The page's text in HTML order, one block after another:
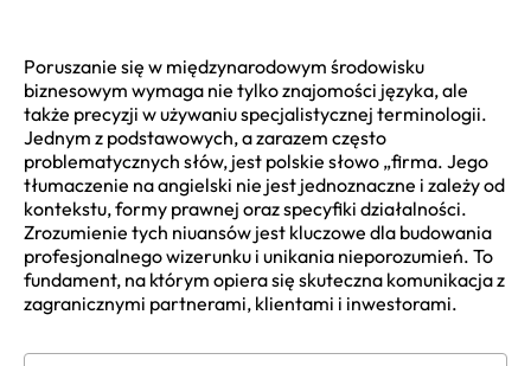
Poruszanie się w międzynarodowym środowisku
biznesowym wymaga nie tylko znajomości języka, ale
także precyzji w używaniu specjalistycznej terminologii.
Jednym z podstawowych, a zarazem często
problematycznych słów, jest polskie słowo „firma. Jego
tłumaczenie na angielski nie jest jednoznaczne i zależy od
kontekstu, formy prawnej oraz specyfiki działalności.
Zrozumienie tych niuansów jest kluczowe dla budowania
profesjonalnego wizerunku i unikania nieporozumień. To
fundament, na którym opiera się skuteczna komunikacja z
zagranicznymi partnerami, klientami i inwestorami.